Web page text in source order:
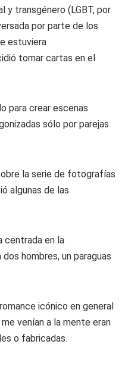
y transgénero (LGBT, por
por parte de los
estuviera
tomar cartas en el
para crear escenas
sólo por parejas
la serie de fotografías
algunas de las
centrada en la
hombres, un paraguas
icónico en general
venían a la mente eran
o fabricadas.